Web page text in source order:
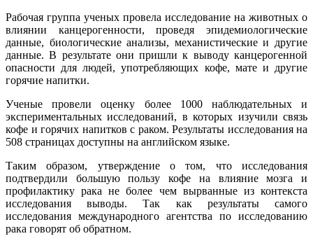
Рабочая группа ученых провела исследование на животных о
влиянии канцерогенности, проведя эпидемиологические
данные, биологические анализы, механистические и другие
данные. В результате они пришли к выводу канцерогенной
опасности для людей, употребляющих кофе, мате и другие
горячие напитки.
Ученые провели оценку более 1000 наблюдательных и
экспериментальных исследований, в которых изучили связь
кофе и горячих напитков с раком. Результаты исследования на
508 страницах доступны на английском языке.
Таким образом, утверждение о том, что исследования
подтвердили большую пользу кофе на влияние мозга и
профилактику рака не более чем вырванные из контекста
исследования выводы. Так как результаты самого
исследования международного агентства по исследованию
рака говорят об обратном.